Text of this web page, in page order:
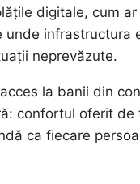
digitale, cum
infrastructura
neprevăzute.
la banii din
confortul oferit
ca fiecare